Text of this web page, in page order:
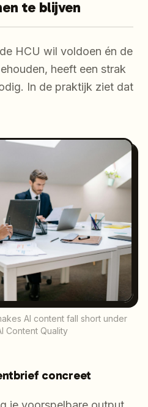
te blijven
HCU wil voldoen én de
heeft een strak
In de praktijk ziet dat
AI content fall short under
Content Quality
concreet